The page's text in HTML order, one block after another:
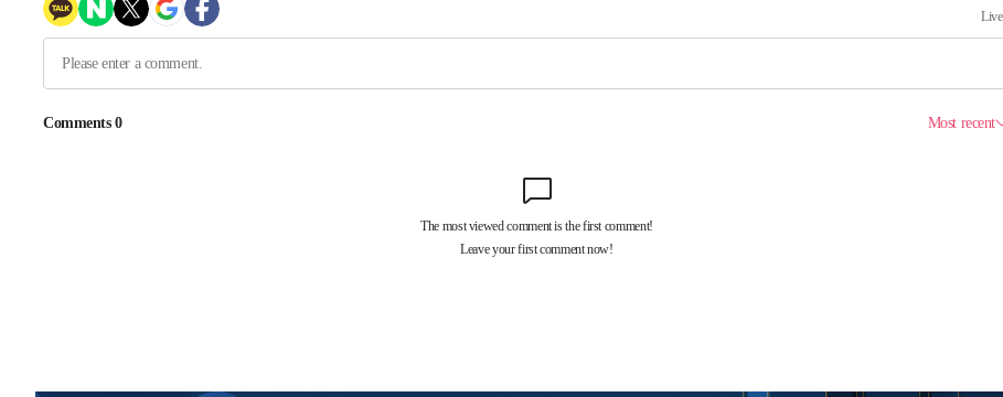
-28206초 전 >[속보]전남광주 초대 시민추천 부시장에 백승주·윤난실
[속보] 호르무즈 해협 이란-오만 협상 기대속 뉴욕증시 혼조 마감 다